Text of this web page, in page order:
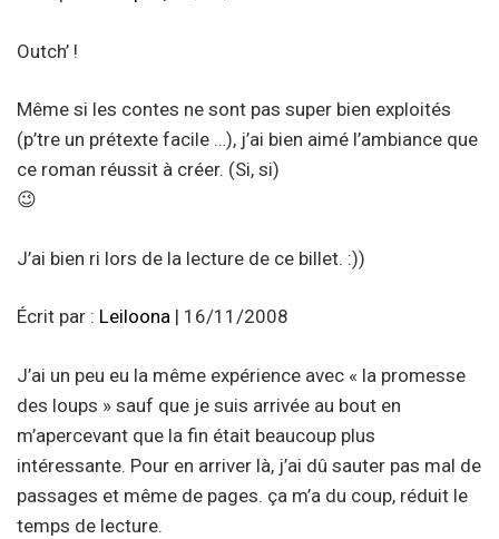
Outch’ !
Même si les contes ne sont pas super bien exploités
(p’tre un prétexte facile …), j’ai bien aimé l’ambiance que
ce roman réussit à créer. (Si, si)
😉
J’ai bien ri lors de la lecture de ce billet. :))
Écrit par : Leiloona | 16/11/2008
J’ai un peu eu la même expérience avec « la promesse
des loups » sauf que je suis arrivée au bout en
m’apercevant que la fin était beaucoup plus
intéressante. Pour en arriver là, j’ai dû sauter pas mal de
passages et même de pages. ça m’a du coup, réduit le
temps de lecture.